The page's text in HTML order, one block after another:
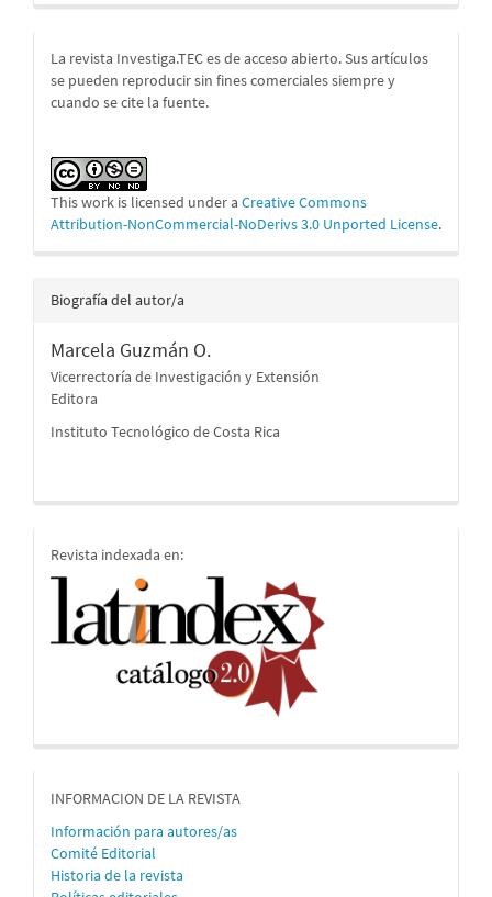
La revista Investiga.TEC es de acceso abierto. Sus artículos
se pueden reproducir sin fines comerciales siempre y
cuando se cite la fuente.
This work is licensed under a Creative Commons
Attribution-NonCommercial-NoDerivs 3.0 Unported License.
Biografía del autor/a
Marcela Guzmán O.
Vicerrectoría de Investigación y Extensión
Editora
Instituto Tecnológico de Costa Rica
indices
Revista indexada en:
informacion
INFORMACION DE LA REVISTA
Información para autores/as
Comité Editorial
Historia de la revista